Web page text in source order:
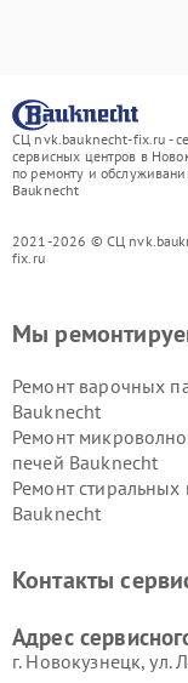
СЦ nvk.bauknecht-fix.ru -
сервисных центров в
по ремонту и
Bauknecht
2021-2026 © СЦ
fix.ru
Мы
Ремонт варочных
Bauknecht
Ремонт
печей Bauknecht
Ремонт
Bauknecht
Контакты
Адрес
г. Новокузнецк, ул.